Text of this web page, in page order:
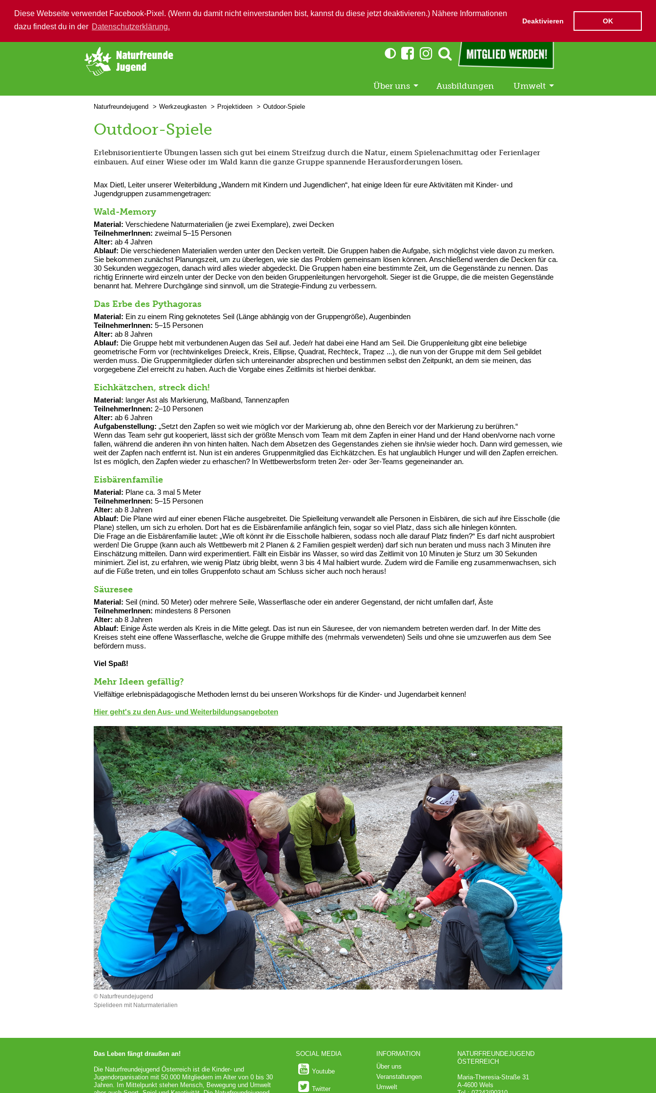
Diese Webseite verwendet Facebook-Pixel. (Wenn du damit nicht einverstanden bist, kannst du diese jetzt deaktivieren.) Nähere Informationen
dazu findest du in der Datenschutzerklärung.
Deaktivieren OK
➜ Hauptregion der Seite anspringen
Über uns Ausbildungen Umwelt
Naturfreundejugend Werkzeugkasten Projektideen Outdoor-Spiele
Outdoor-Spiele
Erlebnisorientierte Übungen lassen sich gut bei einem Streifzug durch die Natur, einem Spielenachmittag oder Ferienlager
einbauen. Auf einer Wiese oder im Wald kann die ganze Gruppe spannende Herausforderungen lösen.
Max Dietl, Leiter unserer Weiterbildung „Wandern mit Kindern und Jugendlichen“, hat einige Ideen für eure Aktivitäten mit Kinder- und
Jugendgruppen zusammengetragen:
Wald-Memory
Material: Verschiedene Naturmaterialien (je zwei Exemplare), zwei Decken
TeilnehmerInnen: zweimal 5–15 Personen
Alter: ab 4 Jahren
Ablauf: Die verschiedenen Materialien werden unter den Decken verteilt. Die Gruppen haben die Aufgabe, sich möglichst viele davon zu merken.
Sie bekommen zunächst Planungszeit, um zu überlegen, wie sie das Problem gemeinsam lösen können. Anschließend werden die Decken für ca.
30 Sekunden weggezogen, danach wird alles wieder abgedeckt. Die Gruppen haben eine bestimmte Zeit, um die Gegenstände zu nennen. Das
richtig Erinnerte wird einzeln unter der Decke von den beiden Gruppenleitungen hervorgeholt. Sieger ist die Gruppe, die die meisten Gegenstände
benannt hat. Mehrere Durchgänge sind sinnvoll, um die Strategie-Findung zu verbessern.
Das Erbe des Pythagoras
Material: Ein zu einem Ring geknotetes Seil (Länge abhängig von der Gruppengröße), Augenbinden
TeilnehmerInnen: 5–15 Personen
Alter: ab 8 Jahren
Ablauf: Die Gruppe hebt mit verbundenen Augen das Seil auf. Jede/r hat dabei eine Hand am Seil. Die Gruppenleitung gibt eine beliebige
geometrische Form vor (rechtwinkeliges Dreieck, Kreis, Ellipse, Quadrat, Rechteck, Trapez ...), die nun von der Gruppe mit dem Seil gebildet
werden muss. Die Gruppenmitglieder dürfen sich untereinander absprechen und bestimmen selbst den Zeitpunkt, an dem sie meinen, das
vorgegebene Ziel erreicht zu haben. Auch die Vorgabe eines Zeitlimits ist hierbei denkbar.
Eichkätzchen, streck dich!
Material: langer Ast als Markierung, Maßband, Tannenzapfen
TeilnehmerInnen: 2–10 Personen
Alter: ab 6 Jahren
Aufgabenstellung: „Setzt den Zapfen so weit wie möglich vor der Markierung ab, ohne den Bereich vor der Markierung zu berühren.“
Wenn das Team sehr gut kooperiert, lässt sich der größte Mensch vom Team mit dem Zapfen in einer Hand und der Hand oben/vorne nach vorne
fallen, während die anderen ihn von hinten halten. Nach dem Absetzen des Gegenstandes ziehen sie ihn/sie wieder hoch. Dann wird gemessen, wie
weit der Zapfen nach entfernt ist. Nun ist ein anderes Gruppenmitglied das Eichkätzchen. Es hat unglaublich Hunger und will den Zapfen erreichen.
Ist es möglich, den Zapfen wieder zu erhaschen? In Wettbewerbsform treten 2er- oder 3er-Teams gegeneinander an.
Eisbärenfamilie
Material: Plane ca. 3 mal 5 Meter
TeilnehmerInnen: 5–15 Personen
Alter: ab 8 Jahren
Ablauf: Die Plane wird auf einer ebenen Fläche ausgebreitet. Die Spielleitung verwandelt alle Personen in Eisbären, die sich auf ihre Eisscholle (die
Plane) stellen, um sich zu erholen. Dort hat es die Eisbärenfamilie anfänglich fein, sogar so viel Platz, dass sich alle hinlegen könnten.
Die Frage an die Eisbärenfamilie lautet: „Wie oft könnt ihr die Eisscholle halbieren, sodass noch alle darauf Platz finden?“ Es darf nicht ausprobiert
werden! Die Gruppe (kann auch als Wettbewerb mit 2 Planen & 2 Familien gespielt werden) darf sich nun beraten und muss nach 3 Minuten ihre
Einschätzung mitteilen. Dann wird experimentiert. Fällt ein Eisbär ins Wasser, so wird das Zeitlimit von 10 Minuten je Sturz um 30 Sekunden
minimiert. Ziel ist, zu erfahren, wie wenig Platz übrig bleibt, wenn 3 bis 4 Mal halbiert wurde. Zudem wird die Familie eng zusammenwachsen, sich
auf die Füße treten, und ein tolles Gruppenfoto schaut am Schluss sicher auch noch heraus!
Säuresee
Material: Seil (mind. 50 Meter) oder mehrere Seile, Wasserflasche oder ein anderer Gegenstand, der nicht umfallen darf, Äste
TeilnehmerInnen: mindestens 8 Personen
Alter: ab 8 Jahren
Ablauf: Einige Äste werden als Kreis in die Mitte gelegt. Das ist nun ein Säuresee, der von niemandem betreten werden darf. In der Mitte des
Kreises steht eine offene Wasserflasche, welche die Gruppe mithilfe des (mehrmals verwendeten) Seils und ohne sie umzuwerfen aus dem See
befördern muss.
Viel Spaß!
Mehr Ideen gefällig?
Vielfältige erlebnispädagogische Methoden lernst du bei unseren Workshops für die Kinder- und Jugendarbeit kennen!
Hier geht's zu den Aus- und Weiterbildungsangeboten
© Naturfreundejugend
Spielideen mit Naturmaterialien
Das Leben fängt draußen an!
Die Naturfreundejugend Österreich ist die Kinder- und
Jugendorganisation mit 50.000 Mitgliedern im Alter von 0 bis 30
Jahren.
Im Mittelpunkt stehen Mensch, Bewegung und Umwelt
SOCIAL MEDIA
Youtube
Twitter
INFORMATION
Über uns
Veranstaltungen
Umwelt
NATURFREUNDEJUGEND
ÖSTERREICH
Maria-Theresia-Straße 31
A-4600 Wels